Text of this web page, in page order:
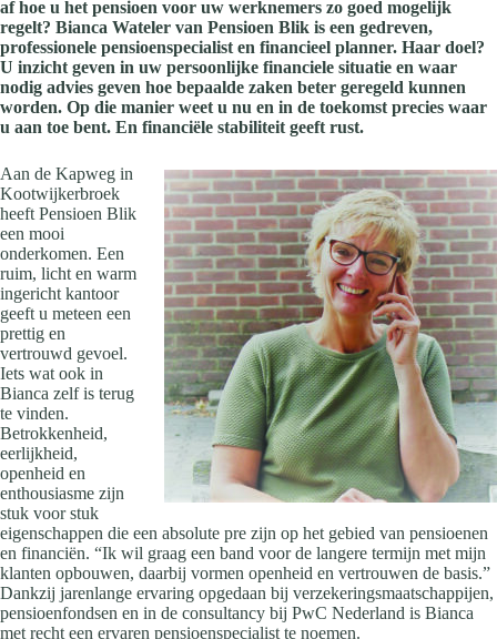
af hoe u het pensioen voor uw werknemers zo goed mogelijk
regelt? Bianca Wateler van Pensioen Blik is een gedreven,
professionele pensioenspecialist en financieel planner. Haar doel?
U inzicht geven in uw persoonlijke financiele situatie en waar
nodig advies geven hoe bepaalde zaken beter geregeld kunnen
worden. Op die manier weet u nu en in de toekomst precies waar
u aan toe bent. En financiële stabiliteit geeft rust.
Aan de Kapweg in
Kootwijkerbroek
heeft Pensioen Blik
een mooi
onderkomen. Een
ruim, licht en warm
ingericht kantoor
geeft u meteen een
prettig en
vertrouwd gevoel.
Iets wat ook in
Bianca zelf is terug
te vinden.
Betrokkenheid,
eerlijkheid,
openheid en
enthousiasme zijn
stuk voor stuk
eigenschappen die een absolute pre zijn op het gebied van pensioenen
en financiën. “Ik wil graag een band voor de langere termijn met mijn
klanten opbouwen, daarbij vormen openheid en vertrouwen de basis.”
Dankzij jarenlange ervaring opgedaan bij verzekeringsmaatschappijen,
pensioenfondsen en in de consultancy bij PwC Nederland is Bianca
met recht een ervaren pensioenspecialist te noemen.